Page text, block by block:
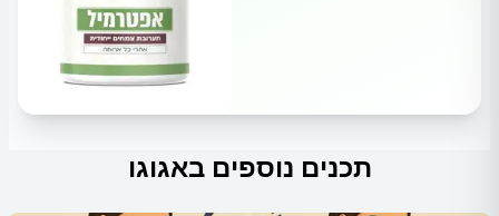
תכנים נוספים באגוגו